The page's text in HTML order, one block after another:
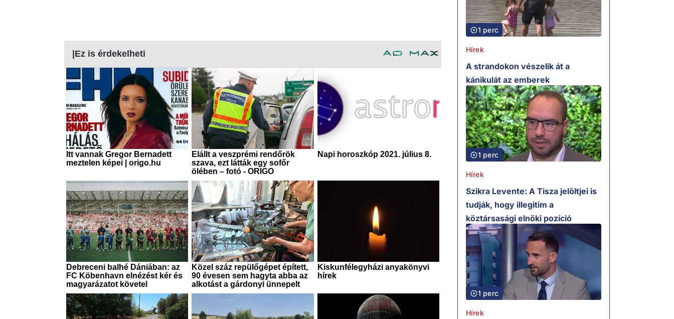
1 perc
Hírek
A strandokon vészelik át a
kánikulát az emberek
1 perc
Hírek
Szikra Levente: A Tisza jelöltjei is
tudják, hogy illegitim a
köztársasági elnöki pozíció
1 perc
Hírek